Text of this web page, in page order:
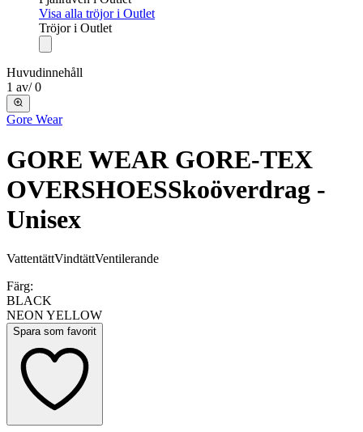
Visa alla tröjor i Outlet
Tröjor i Outlet
Huvudinnehåll
1 av/ 0
Gore Wear
GORE WEAR GORE-TEX
OVERSHOESSkoöverdrag -
Unisex
VattentättVindtättVentilerande
Färg:
BLACK
NEON YELLOW
Spara som favorit